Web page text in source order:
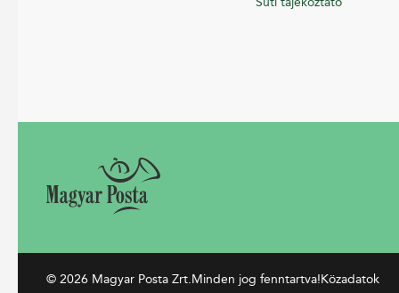
© 2026 Magyar Posta Zrt.Minden jog fenntartva!Közadatok